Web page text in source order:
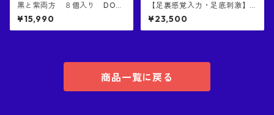
黒と紫両方 ８個入り DOMI
NATE リップコーン２ 正規品
意匠権取得済み商品 バッグ
付き DOMINATE RIP CONE 2
¥15,990
【足裏感覚入力・足底刺激】D
OMINATE エリート 触覚コン
ディショニングボール｜多く
のプロアスリートに支持され
ボール｜まとめ買い割引 お得
得済み商品｜全色混合 合計６
¥23,500
商品一覧に戻る